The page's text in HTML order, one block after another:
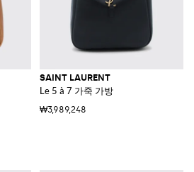
SAINT LAURENT
Le 5 à 7 가죽 가방
₩3,989,248